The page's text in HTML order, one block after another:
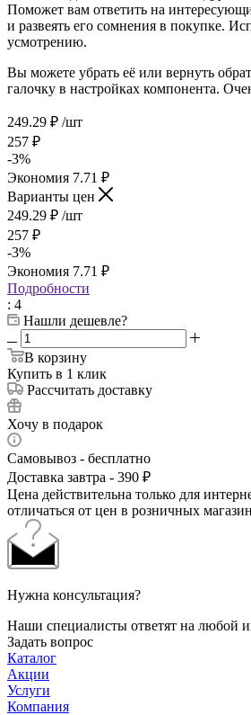
Поможет вам ответить на
и развеять его сомнения в покупке.
усмотрению.
Вы можете убрать её или вернуть
галочку в настройках компонента.
249.29 ₽ /шт
257 ₽
-3%
Экономия 7.71 ₽
Варианты цен
249.29 ₽ /шт
257 ₽
-3%
Экономия 7.71 ₽
Подробности
: 4
Нашли дешевле?
В корзину
Купить в 1 клик
Рассчитать доставку
Хочу в подарок
Самовывоз - бесплатно
Доставка завтра - 390 ₽
Цена действительна только для
отличаться от цен в розничных
Нужна консультация?
Наши специалисты ответят на любой
Задать вопрос
Каталог
Акции
Услуги
Компания